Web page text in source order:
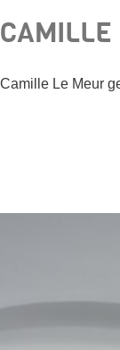
CAMILLE
Camille Le Meur